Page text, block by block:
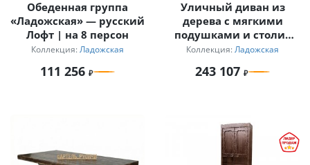
Обеденная группа
«Ладожская» — русский
Лофт | на 8 персон
Коллекция: Ладожская
111 256
Уличный диван из
дерева с мягкими
подушками и столик
для дачи
Коллекция: Ладожская
243 107